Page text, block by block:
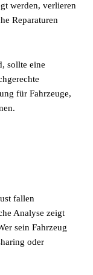
werden, verlieren
Reparaturen
sollte eine
für Fahrzeuge,
fallen
Analyse zeigt
sein Fahrzeug
oder